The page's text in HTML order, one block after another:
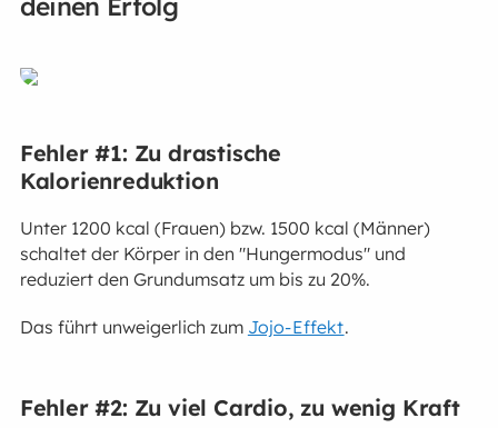
Fehler #1: Zu drastische
Kalorienreduktion
Unter 1200 kcal (Frauen) bzw. 1500 kcal (Männer)
schaltet der Körper in den "Hungermodus" und
reduziert den Grundumsatz um bis zu 20%.
Das führt unweigerlich zum Jojo-Effekt.
Fehler #2: Zu viel Cardio, zu wenig Kraft